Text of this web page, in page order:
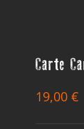
Carte
19,00 €